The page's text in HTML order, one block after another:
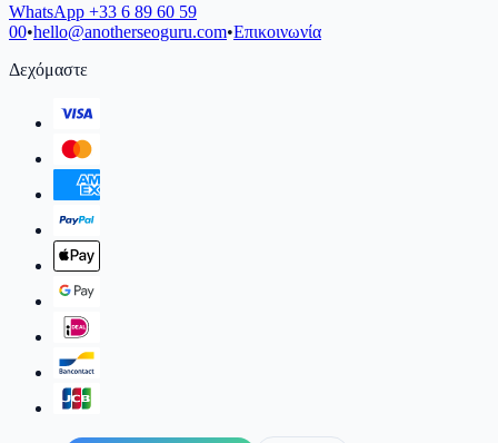
WhatsApp +33 6 89 60 59
00•hello@anotherseoguru.com•Επικοινωνία
Δεχόμαστε